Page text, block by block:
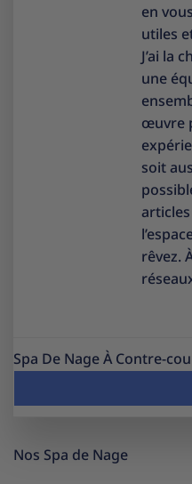
en
utiles
J’ai la
une
œuvre
soit
rêvez.
Spa De Nage À Contre-
Nos Spa de Nage